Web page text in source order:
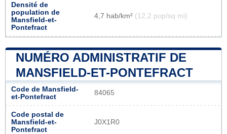
Densité de
population de
Mansfield-et-
Pontefract
4,7 hab/km² (12,2 pop/sq mi)
NUMÉRO ADMINISTRATIF DE
MANSFIELD-ET-PONTEFRACT
Code de Mansfield-
et-Pontefract
84065
Code postal de
Mansfield-et-
Pontefract
J0X1R0